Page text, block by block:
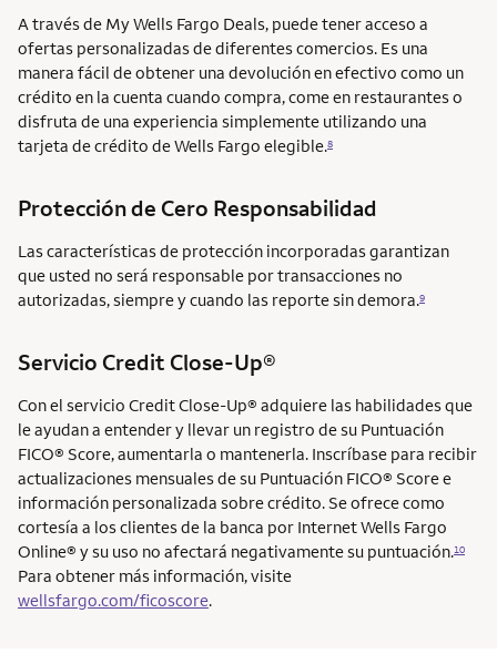
A través de My Wells Fargo Deals, puede tener acceso a
ofertas personalizadas de diferentes comercios. Es una
manera fácil de obtener una devolución en efectivo como un
crédito en la cuenta cuando compra, come en restaurantes o
disfruta de una experiencia simplemente utilizando una
tarjeta de crédito de Wells Fargo elegible.8
Protección de Cero Responsabilidad
Las características de protección incorporadas garantizan
que usted no será responsable por transacciones no
autorizadas, siempre y cuando las reporte sin demora.9
Servicio Credit Close-Up®
Con el servicio Credit Close-Up® adquiere las habilidades que
le ayudan a entender y llevar un registro de su Puntuación
FICO® Score, aumentarla o mantenerla. Inscríbase para recibir
actualizaciones mensuales de su Puntuación FICO® Score e
información personalizada sobre crédito. Se ofrece como
cortesía a los clientes de la banca por Internet Wells Fargo
Online® y su uso no afectará negativamente su puntuación.10
Para obtener más información, visite
wellsfargo.com/ficoscore.